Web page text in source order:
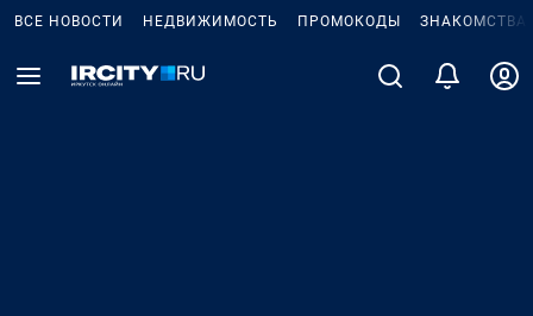
ВСЕ НОВОСТИ НЕДВИЖИМОСТЬ ПРОМОКОДЫ ЗНАКОМСТВА